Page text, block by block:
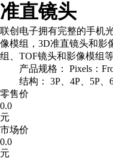
准直镜头
联创电子拥有完整的手机
像模组，3D准直镜头和影
组、TOF镜头和影像模组等
产品规格： Pixels：
结构： 3P、4P、5P、
零售价
0.0
元
市场价
0.0
元